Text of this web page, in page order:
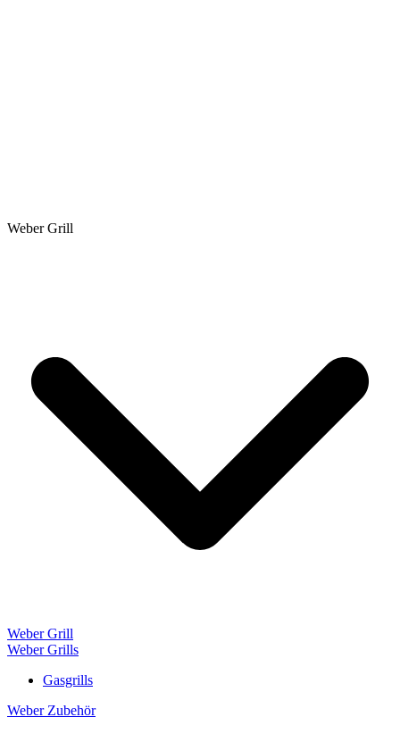
Weber Grill
Weber Grill
Weber Grills
Gasgrills
Weber Zubehör